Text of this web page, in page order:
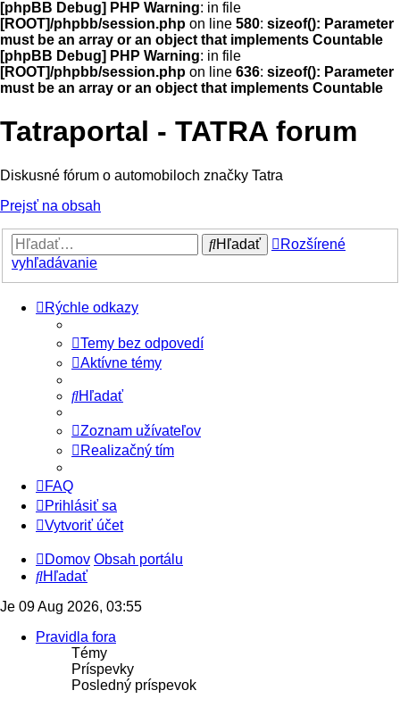
[phpBB Debug] PHP Warning: in file
[ROOT]/phpbb/session.php on line 580: sizeof(): Parameter
must be an array or an object that implements Countable
[phpBB Debug] PHP Warning: in file
[ROOT]/phpbb/session.php on line 636: sizeof(): Parameter
must be an array or an object that implements Countable
Tatraportal - TATRA forum
Diskusné fórum o automobiloch značky Tatra
Prejsť na obsah
Hľadať
Rozšírené
vyhľadávanie
Rýchle odkazy
Temy bez odpovedí
Aktívne témy
Hľadať
Zoznam užívateľov
Realizačný tím
FAQ
Prihlásiť sa
Vytvoriť účet
Domov Obsah portálu
Hľadať
Je 09 Aug 2026, 03:55
Pravidla fora
Témy
Príspevky
Posledný príspevok